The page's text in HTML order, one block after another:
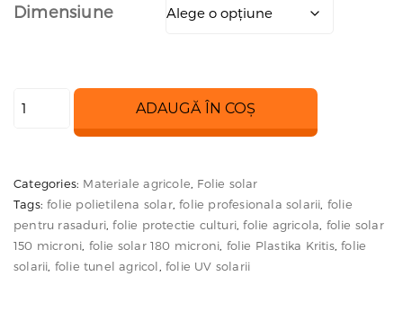
Dimensiune
Cantitate
Kritis
150
și
180
ADAUGĂ ÎN COȘ
Categories: Materiale agricole Folie solar
Tags:folie polietilena solar,folie profesionala solarii folie
pentru rasaduri ,folie protectie culturi ,folie agricola folie solar
150 microni folie solar 180 microni folie Plastika Kritis,folie
solarii folie tunel agricol ,folie UV solarii